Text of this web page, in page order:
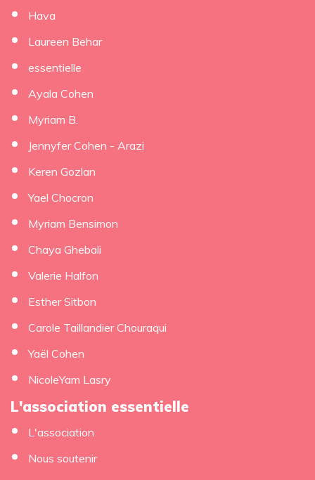
Hava
Laureen Behar
essentielle
Ayala Cohen
Myriam B.
Jennyfer Cohen - Arazi
Keren Gozlan
Yael Chocron
Myriam Bensimon
Chaya Ghebali
Valerie Halfon
Esther Sitbon
Carole Taillandier Chouraqui
Yaël Cohen
NicoleYam Lasry
L'association essentielle
L'association
Nous soutenir